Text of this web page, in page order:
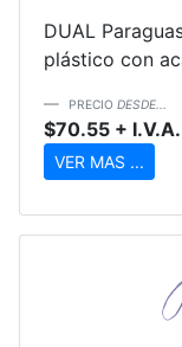
DUAL
plástico con
PRECIO DESDE...
$70.55 + I.V.A.
VER MAS ...